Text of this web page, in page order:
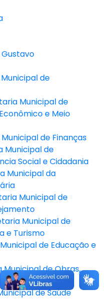
Gustavo
de
Municipal de
e Meio
de Finanças
Municipal de
Social e Cidadania
Municipal da
Municipal de
Municipal de
e Turismo
de Educação e
Municipal de Obras,
de Saúde